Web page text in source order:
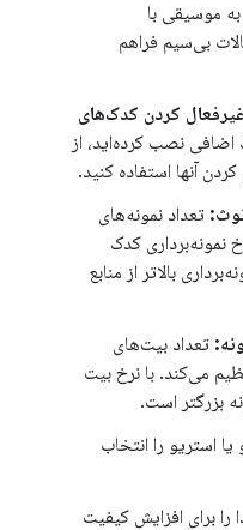
موسیقی با
بی‌سیم فراهم
کردن کدک‌های
نصب کرده‌اید، از
آنها استفاده کنید.
تعداد نمونه‌های
نمونه‌برداری کدک
بالاتر از منابع
تعداد بیت‌های
می‌کند. با نرخ بیت
بزرگتر است.
یا استریو را انتخاب
را برای افزایش کیفیت